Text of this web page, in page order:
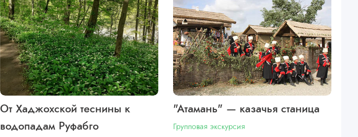
От Хаджохской теснины к
водопадам Руфабго
"Атамань" — казачья станица
Групповая экскурсия